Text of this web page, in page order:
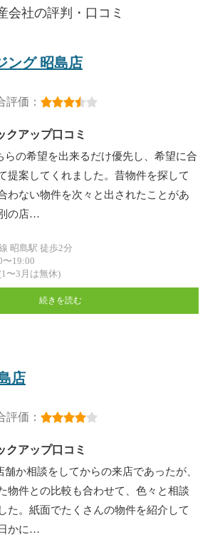
会社の評判・口コミ
ング 昭島店
評価：
クアップ口コミ
らの希望を出来るだけ優先し、希望に合
提案してくれました。昔物件を探して
わない物件を次々と出されたことがあ
の店…
昭島駅 徒歩2分
〜19:00
〜3月は無休)
続きを読む
店
評価：
クアップ口コミ
舗か相談をしてからの来店であったが、
物件との比較も合わせて、色々と相談
た。紙面でたくさんの物件を紹介して
かに…